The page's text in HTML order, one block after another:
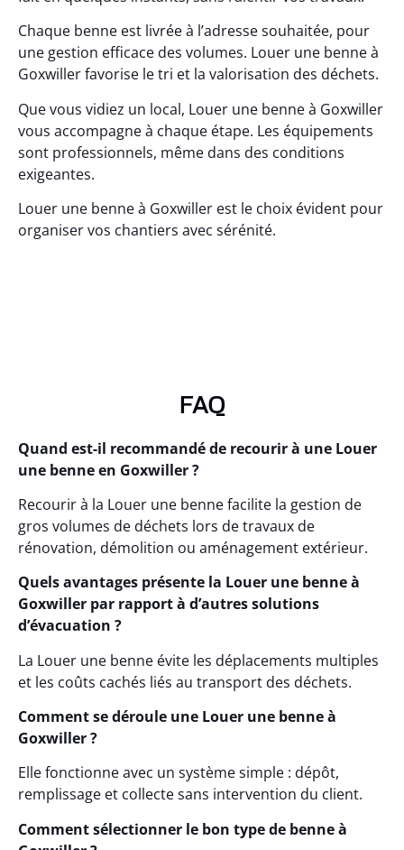
Chaque benne est livrée à l’adresse souhaitée, pour
une gestion efficace des volumes. Louer une benne à
Goxwiller favorise le tri et la valorisation des déchets.
Que vous vidiez un local, Louer une benne à Goxwiller
vous accompagne à chaque étape. Les équipements
sont professionnels, même dans des conditions
exigeantes.
Louer une benne à Goxwiller est le choix évident pour
organiser vos chantiers avec sérénité.
FAQ
Quand est-il recommandé de recourir à une Louer
une benne en Goxwiller ?
Recourir à la Louer une benne facilite la gestion de
gros volumes de déchets lors de travaux de
rénovation, démolition ou aménagement extérieur.
Quels avantages présente la Louer une benne à
Goxwiller par rapport à d’autres solutions
d’évacuation ?
La Louer une benne évite les déplacements multiples
et les coûts cachés liés au transport des déchets.
Comment se déroule une Louer une benne à
Goxwiller ?
Elle fonctionne avec un système simple : dépôt,
remplissage et collecte sans intervention du client.
Comment sélectionner le bon type de benne à